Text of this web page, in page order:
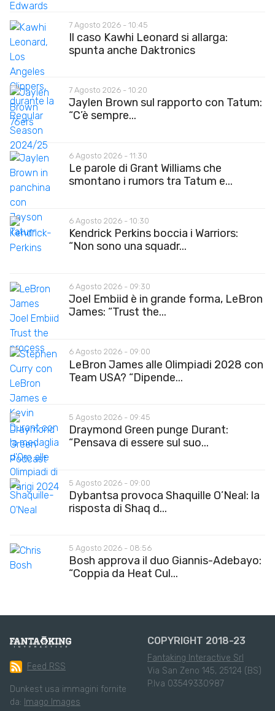
7 Agosto 2026 - 10:45
Il caso Kawhi Leonard si allarga:
spunta anche Daktronics
7 Agosto 2026 - 10:20
Jaylen Brown sul rapporto con Tatum:
“C’è sempre...
6 Agosto 2026 - 11:30
Le parole di Grant Williams che
smontano i rumors tra Tatum e...
6 Agosto 2026 - 10:30
Kendrick Perkins boccia i Warriors:
“Non sono una squadr...
6 Agosto 2026 - 09:30
Joel Embiid è in grande forma, LeBron
James: “Trust the...
6 Agosto 2026 - 09:00
LeBron James alle Olimpiadi 2028 con
Team USA? “Dipende...
5 Agosto 2026 - 09:45
Draymond Green punge Durant:
“Pensava di essere sul suo...
5 Agosto 2026 - 09:00
Dybantsa provoca Shaquille O’Neal: la
risposta di Shaq d...
5 Agosto 2026 - 08:56
Bosh approva il duo Giannis-Adebayo:
“Coppia da Heat Cul...
Feed RSS
Dunkest usa immagini fornite
da: Imago Images
COPYRIGHT 2018-23
Fantaking Interactive Srl
Via San Zeno 145, 25124 (BS)
P.Iva 03549330987